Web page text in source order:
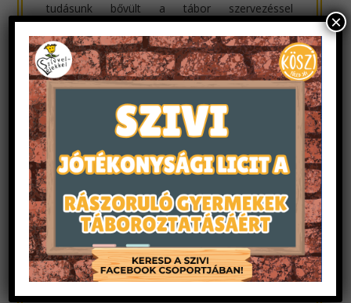
tudásunk bővült a tábor szervezéssel
kapcsolatban, hanem megtanultunk együtt, egy
csapatként dolgozni, rengeteg jó élményt és új
barátot szereztünk.
A másodéveseknek volt még egy nagy feladata:
a tábor folyamán hospitálniuk kellett két
programon. Ez azt jelenti, hogy meg kellett
figyelniük az adott programot, és jegyzeteket
kellett készíteniük az észrevételeikről,
tapasztalataikról. Amellett, hogy izgalmas
kihívást jelentett a feladat, néha igen fárasztó
volt, hiszen minden apró részletre igyekeztünk
figyelni, ugyanakkor nagyon hasznos is, hiszen
olyan helyzeteket, megoldásokat láthattunk,
amikre sokat építhetünk a későbbi
programszervezésekben és -vezetésekben.
×